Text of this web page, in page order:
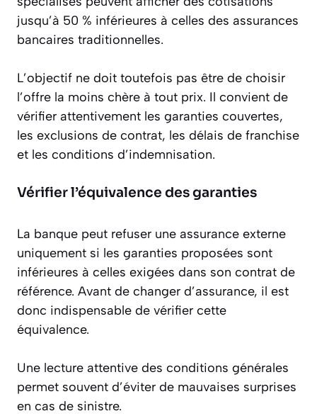
jusqu’à 50 % inférieures à celles des assurances
bancaires traditionnelles.
L’objectif ne doit toutefois pas être de choisir
l’offre la moins chère à tout prix. Il convient de
vérifier attentivement les garanties couvertes,
les exclusions de contrat, les délais de franchise
et les conditions d’indemnisation.
Vérifier l’équivalence des garanties
La banque peut refuser une assurance externe
uniquement si les garanties proposées sont
inférieures à celles exigées dans son contrat de
référence. Avant de changer d’assurance, il est
donc indispensable de vérifier cette
équivalence.
Une lecture attentive des conditions générales
permet souvent d’éviter de mauvaises surprises
en cas de sinistre.